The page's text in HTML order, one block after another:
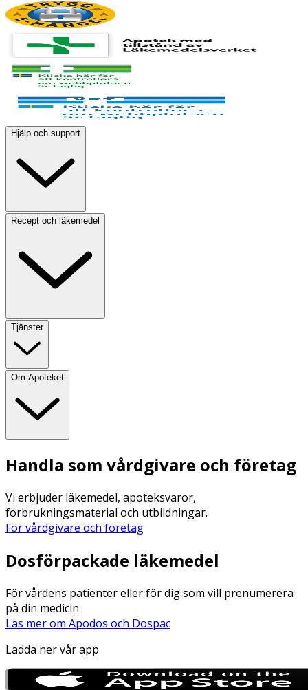
Hjälp och support
Recept och läkemedel
Tjänster
Om Apoteket
Handla som vårdgivare och företag
Vi erbjuder läkemedel, apoteksvaror,
förbrukningsmaterial och utbildningar.
För vårdgivare och företag
Dosförpackade läkemedel
För vårdens patienter eller för dig som vill prenumerera
på din medicin
Läs mer om Apodos och Dospac
Ladda ner vår app